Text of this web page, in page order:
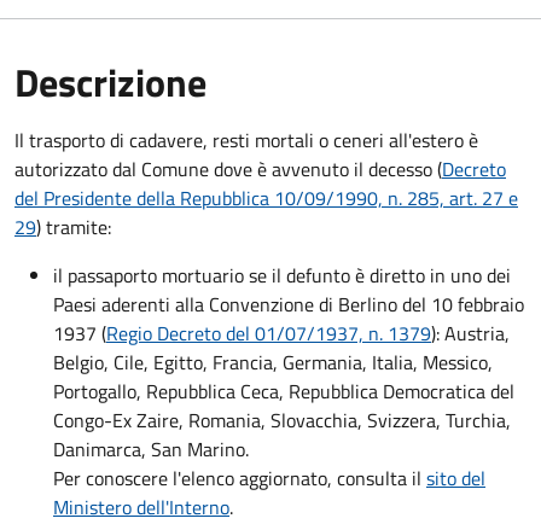
Descrizione
Il trasporto di cadavere, resti mortali o ceneri all'estero è
autorizzato dal Comune dove è avvenuto il decesso (Decreto
del Presidente della Repubblica 10/09/1990, n. 285, art. 27 e
29) tramite:
il passaporto mortuario se il defunto è diretto in uno dei
Paesi aderenti alla Convenzione di Berlino del 10 febbraio
1937 (Regio Decreto del 01/07/1937, n. 1379): Austria,
Belgio, Cile, Egitto, Francia, Germania, Italia, Messico,
Portogallo, Repubblica Ceca, Repubblica Democratica del
Congo-Ex Zaire, Romania, Slovacchia, Svizzera, Turchia,
Danimarca, San Marino.
Per conoscere l'elenco aggiornato, consulta il sito del
Ministero dell'Interno.